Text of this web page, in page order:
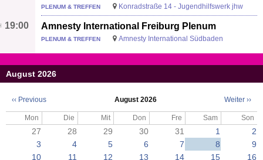
PLENUM & TREFFEN Konradstraße 14 - Jugendhilfswerk jhw
Amnesty International Freiburg Plenum
19:00
PLENUM & TREFFEN Amnesty International Südbaden
August 2026
Seitennummerierung
‹‹ Previous August 2026 Weiter ››
Mon Die Mit Don Fre Sam Son
27 28 29 30 31 1
2
3
4 5 6 7 8
9
10
11 12 13 14 15 16